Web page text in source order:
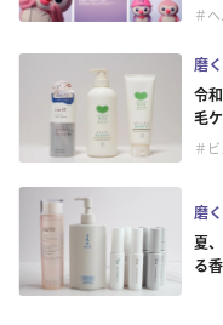
＃
磨く
令
毛
＃
磨く
夏
る